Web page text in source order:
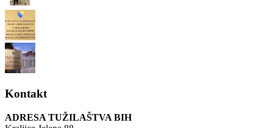
Kontakt
ADRESA TUŽILAŠTVA BIH